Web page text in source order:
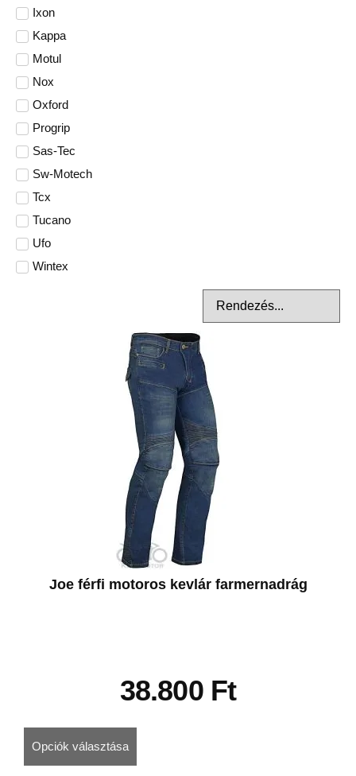
Ixon
Kappa
Motul
Nox
Oxford
Progrip
Sas-Tec
Sw-Motech
Tcx
Tucano
Ufo
Wintex
Joe férfi motoros kevlár farmernadrág
38.800 Ft
Opciók választása